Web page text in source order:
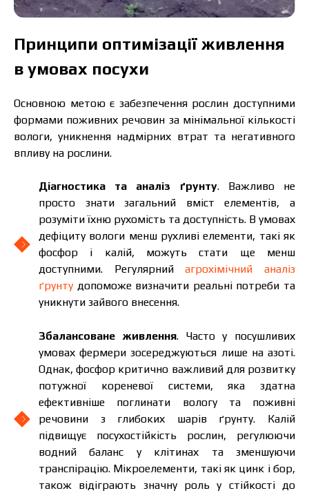
Принципи оптимізації живлення
в умовах посухи
Основною метою є забезпечення рослин доступними
формами поживних речовин за мінімальної кількості
вологи, уникнення надмірних втрат та негативного
впливу на рослини.
Діагностика та аналіз ґрунту. Важливо не
просто знати загальний вміст елементів, а
розуміти їхню рухомість та доступність. В умовах
дефіциту вологи менш рухливі елементи, такі як
фосфор і калій, можуть стати ще менш
доступними. Регулярнийагрохімічний аналіз
ґрунтудопоможе визначити реальні потреби та
уникнути зайвого внесення.
Збалансоване живлення. Часто у посушливих
умовах фермери зосереджуються лише на азоті.
Однак, фосфор критично важливий для розвитку
потужної кореневої системи, яка здатна
ефективніше поглинати вологу та поживні
речовини з глибоких шарів ґрунту. Калій
підвищує посухостійкість рослин, регулюючи
водний баланс у клітинах та зменшуючи
транспірацію. Мікроелементи, такі як цинк і бор,
також відіграють значну роль у стійкості до